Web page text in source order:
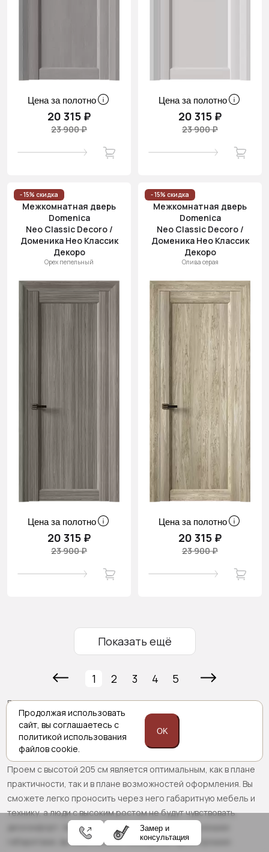
Цена за полотно
20 315 ₽
23 900 ₽
Цена за полотно
20 315 ₽
23 900 ₽
- 15% скидка
Межкомнатная дверь
Domenica
Neo Classic Decoro /
Доменика Нео Классик
Декоро
Орех пепельный
Цена за полотно
20 315 ₽
23 900 ₽
- 15% скидка
Межкомнатная дверь
Domenica
Neo Classic Decoro /
Доменика Нео Классик
Декоро
Олива серая
Цена за полотно
20 315 ₽
23 900 ₽
Показать ещё
1 2 3 4 5
Если вы ищитемежкомнатные двери205 см, то «PortaPrima»
предлагает вам ознакомиться с широким ассортиментом
межкомнатных моделей, изготовление которых можно
заказать под необходимые вам размеры.
Проем с высотой 205 см является оптимальным, как в плане
практичности, так и в плане возможностей оформления. Вы
сможете легко проносить через него габаритную мебель и
технику, а люди с высоким ростом не будут чувствовать
дискомфорт. Заказав межкомнатную дверь с нужными
габаритами, вы обеспечите помещение просторными
Замер и
консультация
Продолжая использовать
сайт, вы соглашаетесь с
политикой использования
файлов cookie.
OK